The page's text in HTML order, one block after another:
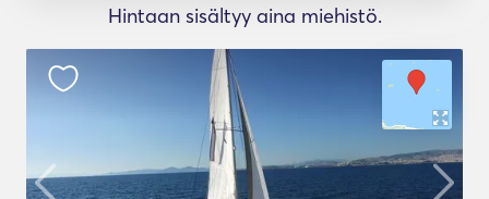
Hintaan sisältyy aina miehistö.